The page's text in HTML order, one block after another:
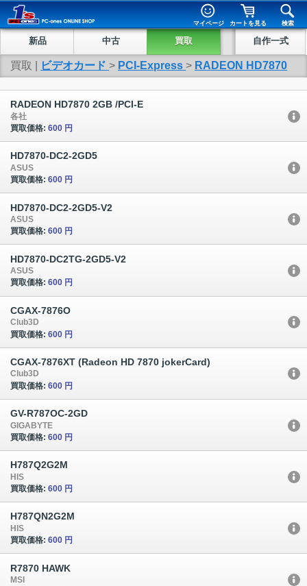
マイページ カートを見る 検索
新品 中古 買取 自作一式
買取 | ビデオカード > PCI-Express > RADEON HD7870
RADEON HD7870 2GB /PCI-E
各社
買取価格: 600 円
HD7870-DC2-2GD5
ASUS
買取価格: 600 円
HD7870-DC2-2GD5-V2
ASUS
買取価格: 600 円
HD7870-DC2TG-2GD5-V2
ASUS
買取価格: 600 円
CGAX-7876O
Club3D
買取価格: 600 円
CGAX-7876XT (Radeon HD 7870 jokerCard)
Club3D
買取価格: 600 円
GV-R787OC-2GD
GIGABYTE
買取価格: 600 円
H787Q2G2M
HIS
買取価格: 600 円
H787QN2G2M
HIS
買取価格: 600 円
R7870 HAWK
MSI